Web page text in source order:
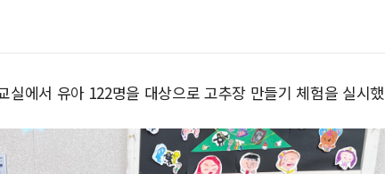
에서 유아 122명을 대상으로 고추장 만들기 체험을 실시했